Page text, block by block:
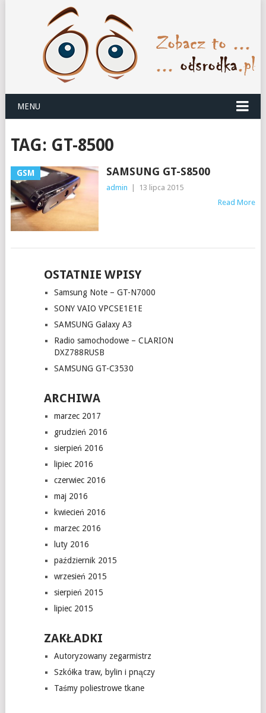
MENU
TAG: GT-8500
GSM SAMSUNG GT-S8500
admin
13 lipca 2015
Read More
OSTATNIE WPISY
Samsung Note – GT-N7000
SONY VAIO VPCSE1E1E
SAMSUNG Galaxy A3
Radio samochodowe – CLARION
DXZ788RUSB
SAMSUNG GT-C3530
ARCHIWA
marzec 2017
grudzień 2016
sierpień 2016
lipiec 2016
czerwiec 2016
maj 2016
kwiecień 2016
marzec 2016
luty 2016
październik 2015
wrzesień 2015
sierpień 2015
lipiec 2015
ZAKŁADKI
Autoryzowany zegarmistrz
Szkółka traw, bylin i pnączy
Taśmy poliestrowe tkane